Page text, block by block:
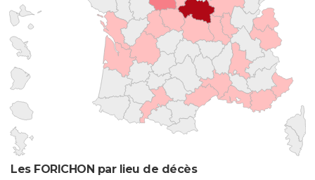
Les FORICHON par lieu de décès